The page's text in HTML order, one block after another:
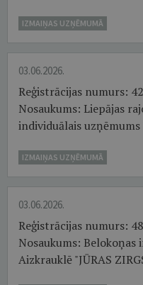
IZMAIŅAS UZŅĒMUMĀ
03.06.2026.
Reģistrācijas numurs:
Nosaukums: Liepājas
individuālais uzņēmums
IZMAIŅAS UZŅĒMUMĀ
03.06.2026.
Reģistrācijas numurs:
Nosaukums: Belokoņas
Aizkrauklē "JŪRAS